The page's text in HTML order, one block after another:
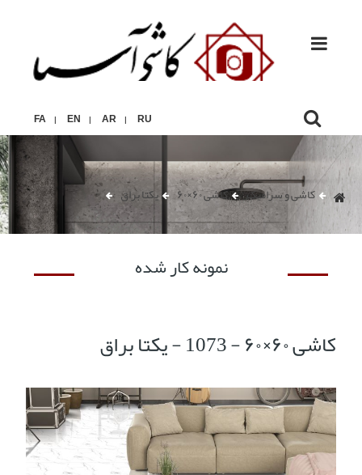
FA | EN | AR | RU
کاشی و سرامیک کاشی ۶۰×۶۰ یکتا براق
نمونه کار شده
کاشی ۶۰×۶۰ - 1073 - یکتا براق